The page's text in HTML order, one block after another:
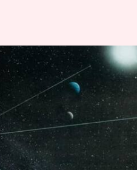
జియోటైల్
2023 04:30 pm